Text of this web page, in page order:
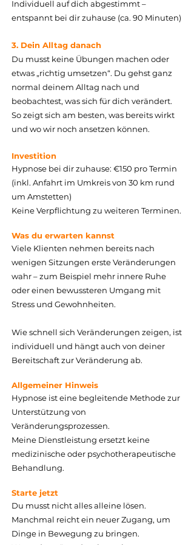
Innere Spannungen und
Blockaden lösen sich.
Neue Sichtweisen und
Lösungswege entstehen.
Entscheidungen fühlen sich auf
einmal klar und richtig an.
Echte Veränderung passiert nicht
durch noch mehr Druck, sondern
weil sich dein inneres System in
der Tiefe neu ordnet.
Individuell auf dich abgestimmt –
entspannt bei dir zuhause (ca. 90 Minuten)
3. Dein Alltag danach
Du musst keine Übungen machen oder
etwas „richtig umsetzen“. Du gehst ganz
normal deinem Alltag nach und
beobachtest, was sich für dich verändert.
So zeigt sich am besten, was bereits wirkt
und wo wir noch ansetzen können.
Investition
Hypnose bei dir zuhause: €150 pro Termin
(inkl. Anfahrt im Umkreis von 30 km rund
um Amstetten)
Keine Verpflichtung zu weiteren Terminen.
Was du erwarten kannst
Viele Klienten nehmen bereits nach
wenigen Sitzungen erste Veränderungen
wahr – zum Beispiel mehr innere Ruhe
oder einen bewussteren Umgang mit
Stress und Gewohnheiten.
Wie schnell sich Veränderungen zeigen, ist
individuell und hängt auch von deiner
Bereitschaft zur Veränderung ab.
Allgemeiner Hinweis
Hypnose ist eine begleitende Methode zur
Unterstützung von
Veränderungsprozessen.
Meine Dienstleistung ersetzt keine
medizinische oder psychotherapeutische
Behandlung.
Starte jetzt
Du musst nicht alles alleine lösen.
Manchmal reicht ein neuer Zugang, um
Dinge in Bewegung zu bringen.